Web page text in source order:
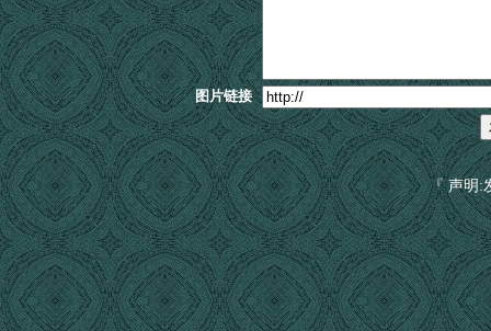
图片链接
『 声明: